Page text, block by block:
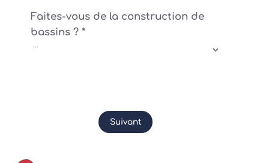
Faites-vous de la construction de
bassins ? *
Suivant